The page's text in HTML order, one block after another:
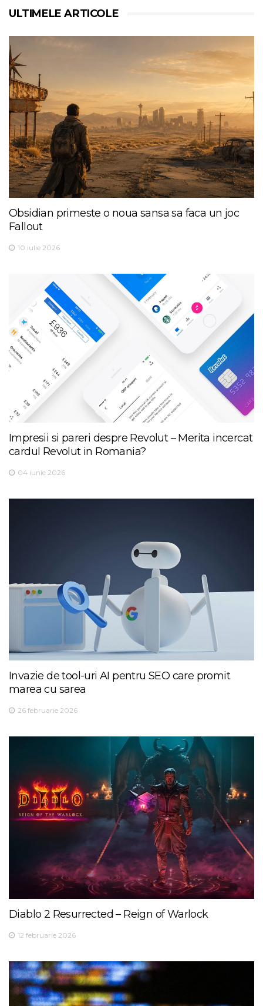
ULTIMELE ARTICOLE
Obsidian primeste o noua sansa sa faca un joc
Fallout
10 iulie 2026
Impresii si pareri despre Revolut – Merita incercat
cardul Revolut in Romania?
04 iunie 2026
Invazie de tool-uri AI pentru SEO care promit
marea cu sarea
26 februarie 2026
Diablo 2 Resurrected – Reign of Warlock
12 februarie 2026